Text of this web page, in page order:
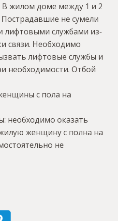
В жилом доме между 1 и 2
не сумели
лифтовыми службами из-
связи. Необходимо
лифтовые службы и
необходимости. Отбой
с пола на
необходимо оказать
женщину с полна на
не